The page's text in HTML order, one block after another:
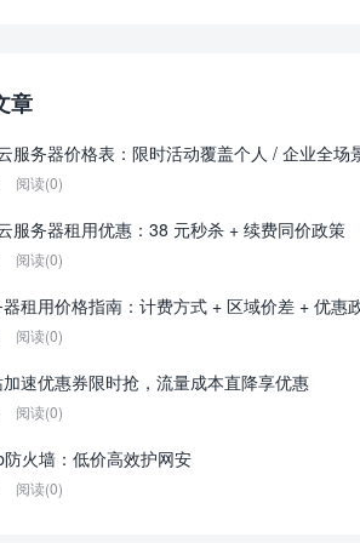
章
服务器价格表：限时活动覆盖个人 / 企业全场
阅读(0)
服务器租用优惠：38 元秒杀 + 续费同价政策
阅读(0)
租用价格指南：计费方式 + 区域价差 + 优惠
阅读(0)
速优惠券限时抢，流量成本直降享优惠
阅读(0)
火墙：低价高效护网安
阅读(0)